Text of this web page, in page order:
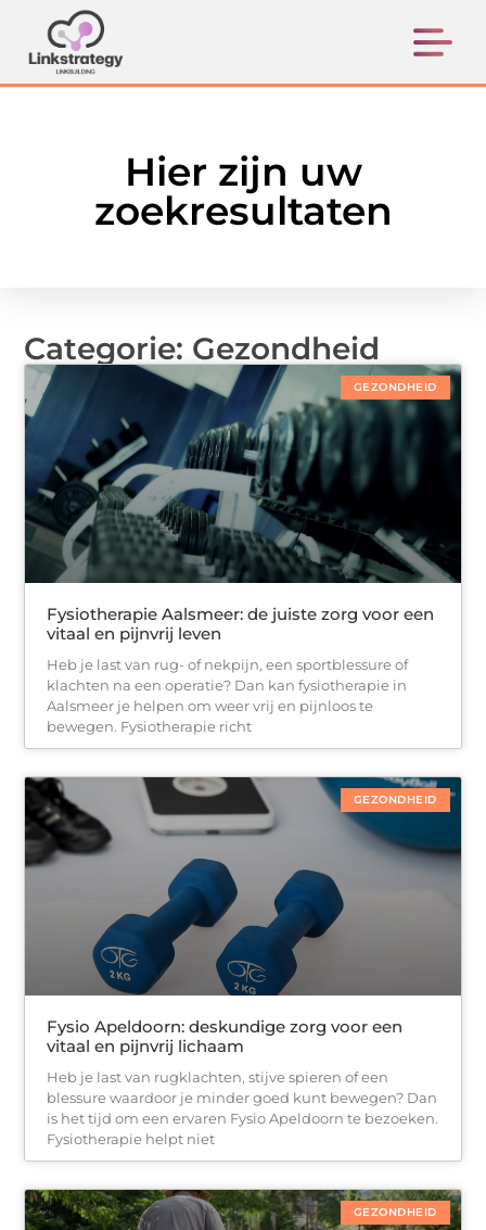
Hier zijn uw
zoekresultaten
Categorie: Gezondheid
GEZONDHEID
Fysiotherapie Aalsmeer: de juiste zorg voor een
vitaal en pijnvrij leven
Heb je last van rug- of nekpijn, een sportblessure of
klachten na een operatie? Dan kan fysiotherapie in
Aalsmeer je helpen om weer vrij en pijnloos te
bewegen. Fysiotherapie richt
GEZONDHEID
Fysio Apeldoorn: deskundige zorg voor een
vitaal en pijnvrij lichaam
Heb je last van rugklachten, stijve spieren of een
blessure waardoor je minder goed kunt bewegen? Dan
is het tijd om een ervaren Fysio Apeldoorn te bezoeken.
Fysiotherapie helpt niet
GEZONDHEID